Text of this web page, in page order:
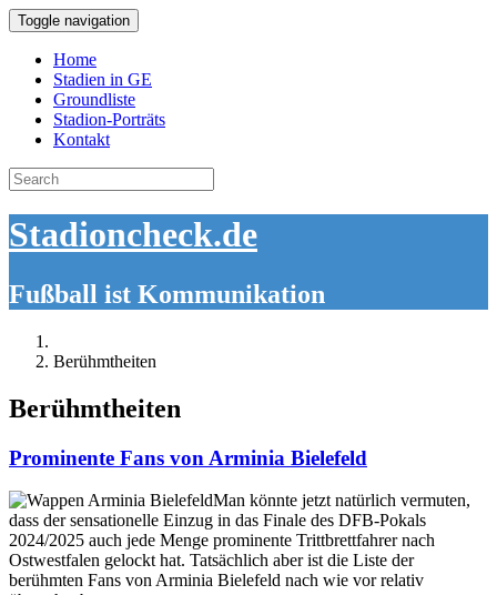
Toggle navigation
Home
Stadien in GE
Groundliste
Stadion-Porträts
Kontakt
Search
for:
Stadioncheck.de
Fußball ist Kommunikation
Berühmtheiten
Berühmtheiten
Prominente Fans von Arminia Bielefeld
Man könnte jetzt natürlich vermuten,
dass der sensationelle Einzug in das Finale des DFB-Pokals
2024/2025 auch jede Menge prominente Trittbrettfahrer nach
Ostwestfalen gelockt hat. Tatsächlich aber ist die Liste der
berühmten Fans von Arminia Bielefeld nach wie vor relativ